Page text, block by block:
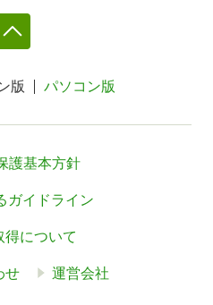
版 パソコン版
護基本方針
ガイドライン
得について
せ 運営会社